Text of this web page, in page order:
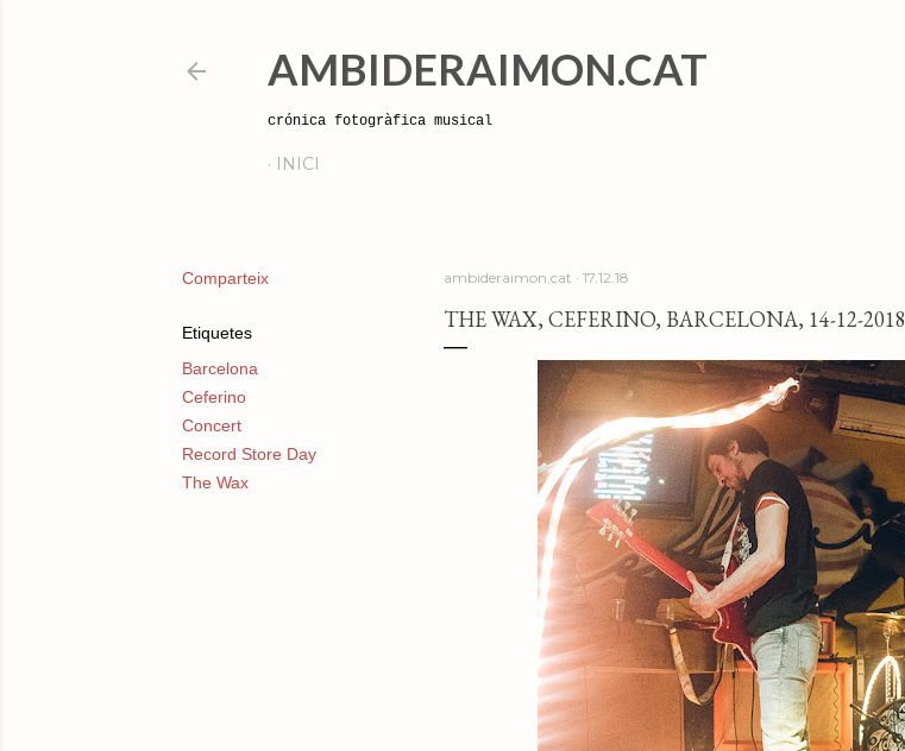
AMBIDERAIMON.CAT
crónica fotogràfica musical
INICI
Comparteix
Etiquetes
Barcelona
Ceferino
Concert
Record Store Day
The Wax
ambideraimon.cat 17.12.18
THE WAX, CEFERINO, BARCELONA, 14-12-2018